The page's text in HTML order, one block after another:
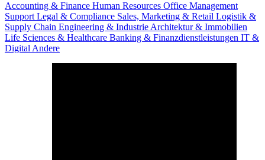
Accounting & Finance Human Resources Office Management
SupportLegal & Compliance Sales, Marketing & Retail Logistik &
Supply Chain Engineering & IndustrieArchitektur & Immobilien
Life Sciences & Healthcare Banking & Finanzdienstleistungen IT &
DigitalAndere